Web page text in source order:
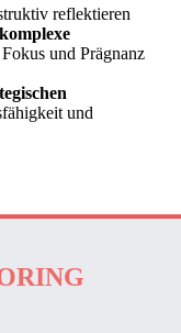
reflektieren
komplexe
und Prägnanz
und